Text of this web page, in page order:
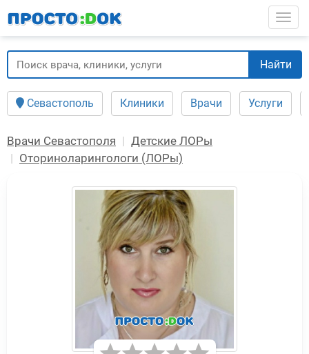
содержанию
Найти
Севастополь Клиники Врачи Услуги
Врачи Севастополя
Детские ЛОРы
Оториноларингологи (ЛОРы)